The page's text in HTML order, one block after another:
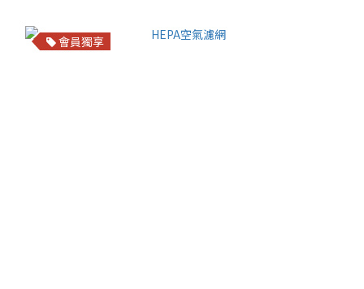
會員獨享